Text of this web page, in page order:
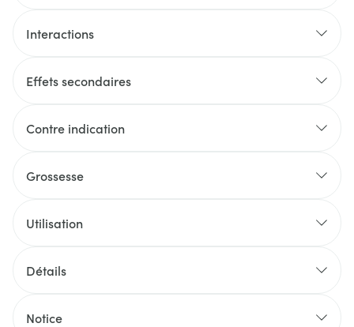
Interactions
Effets secondaires
Contre indication
Grossesse
Utilisation
Détails
Notice